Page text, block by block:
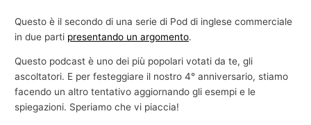
Questo è il secondo di una serie di Pod di inglese commerciale
in due parti presentando un argomento.
Questo podcast è uno dei più popolari votati da te, gli
ascoltatori. E per festeggiare il nostro 4° anniversario, stiamo
facendo un altro tentativo aggiornando gli esempi e le
spiegazioni. Speriamo che vi piaccia!
o
m
m
e
r
c